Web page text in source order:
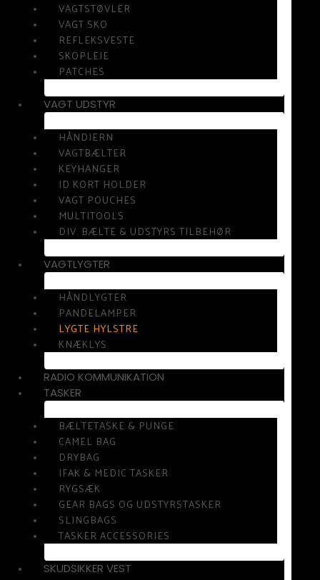
VAGTSTØVLER
VAGT SKO
REFLEKSVESTE
SKOPLEJE
PATCHES
VAGT UDSTYR
HÅNDJERN
VAGTBÆLTER
KEYHANGER
ID KORT HOLDER
VAGT POUCHES
MULTITOOLS
DIV. BÆLTE & UDSTYRS TILBEHØR
VAGTLYGTER
HÅNDLYGTER
PANDELAMPER
LYGTE HYLSTRE
KNÆKLYS
RADIO KOMMUNIKATION
TASKER
BÆLTETASKE & PUNGE
CAMEL BAG
DRYBAG
IFAK & MEDIC TASKER
RYGSÆK
GEAR BAGS OG UDSTYRSTASKER
SLINGBAGS
TASKER ACCESSORIES
SKUDSIKKER VEST